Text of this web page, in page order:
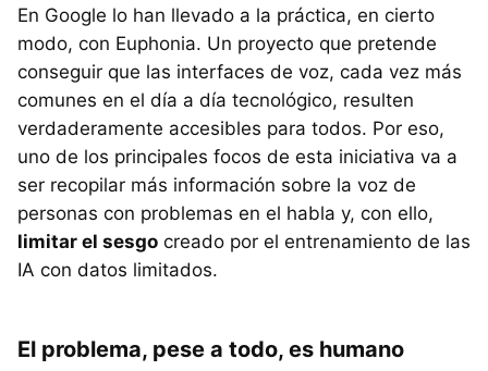
En Google lo han llevado a la práctica, en cierto
modo, con Euphonia. Un proyecto que pretende
conseguir que las interfaces de voz, cada vez más
comunes en el día a día tecnológico, resulten
verdaderamente accesibles para todos. Por eso,
uno de los principales focos de esta iniciativa va a
ser recopilar más información sobre la voz de
personas con problemas en el habla y, con ello,
limitar el sesgo creado por el entrenamiento de las
IA con datos limitados.
El problema, pese a todo, es humano